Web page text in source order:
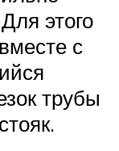
этого
с
трубы